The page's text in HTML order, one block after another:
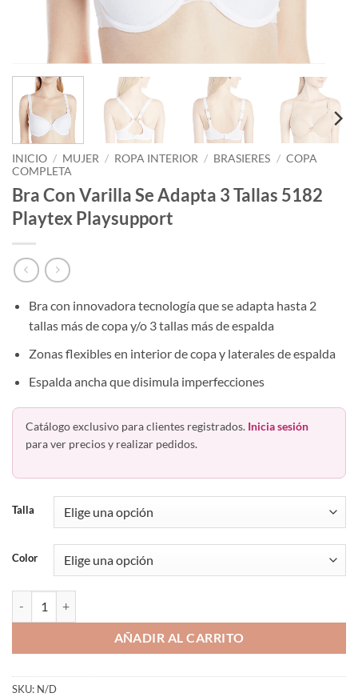
INICIO / MUJER / ROPA INTERIOR / BRASIERES / COPA
COMPLETA
Bra Con Varilla Se Adapta 3 Tallas 5182
Playtex Playsupport
Bra con innovadora tecnología que se adapta hasta 2
tallas más de copa y/o 3 tallas más de espalda
Zonas flexibles en interior de copa y laterales de espalda
Espalda ancha que disimula imperfecciones
Catálogo exclusivo para clientes registrados. Inicia sesión
para ver precios y realizar pedidos.
Talla
Color
AÑADIR AL CARRITO
SKU: N/D